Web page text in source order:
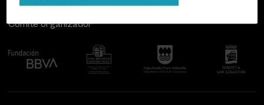
Comité organizador